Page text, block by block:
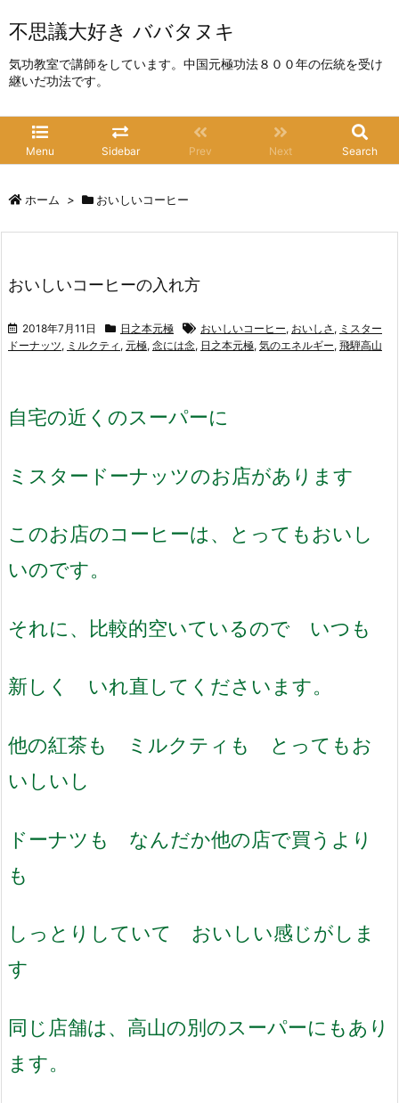
不思議大好き ババタヌキ
気功教室で講師をしています。中国元極功法８００年の伝統を受け
継いだ功法です。
Menu Sidebar Prev Next Search
ホーム > おいしいコーヒー
おいしいコーヒーの入れ方
2018年7月11日 日之本元極 おいしいコーヒー, おいしさ , ミスター
ドーナッツ, ミルクティ , 元極, 念には念, 日之本元極, 気のエネルギー, 飛騨高山
自宅の近くのスーパーに
ミスタードーナッツのお店があります
このお店のコーヒーは、とってもおいし
いのです。
それに、比較的空いているので いつも
新しく いれ直してくださいます。
他の紅茶も ミルクティも とってもお
いしいし
ドーナツも なんだか他の店で買うより
も
しっとりしていて おいしい感じがしま
す
同じ店舗は、高山の別のスーパーにもあり
ます。